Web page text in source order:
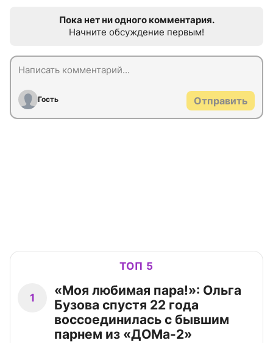
Пока нет ни одного комментария.
Начните обсуждение первым!
Гость Отправить
ТОП 5
1
«Моя любимая пара!»: Ольга
Бузова спустя 22 года
воссоединилась с бывшим
парнем из «ДОМа-2»